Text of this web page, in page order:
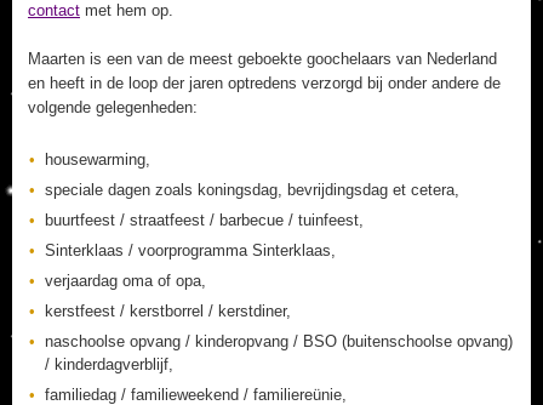
contact met hem op.
Maarten is een van de meest geboekte goochelaars van Nederland
en heeft in de loop der jaren optredens verzorgd bij onder andere de
volgende gelegenheden:
housewarming,
speciale dagen zoals koningsdag, bevrijdingsdag et cetera,
buurtfeest / straatfeest / barbecue / tuinfeest,
Sinterklaas / voorprogramma Sinterklaas,
verjaardag oma of opa,
kerstfeest / kerstborrel / kerstdiner,
naschoolse opvang / kinderopvang / BSO (buitenschoolse opvang)
/ kinderdagverblijf,
familiedag / familieweekend / familiereünie,